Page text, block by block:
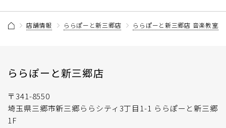
店舗情報 ららぽーと新三郷店 ららぽーと新三郷店 音楽教室
ららぽーと新三郷店
〒341-8550
埼玉県三郷市新三郷ららシティ3丁目1-1 ららぽーと新三郷
1F